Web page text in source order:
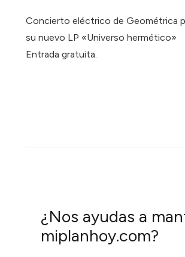
Concierto eléctrico de Geométrica
su nuevo LP «Universo hermético»
Entrada gratuita.
¿Nos ayudas a
miplanhoy.com?